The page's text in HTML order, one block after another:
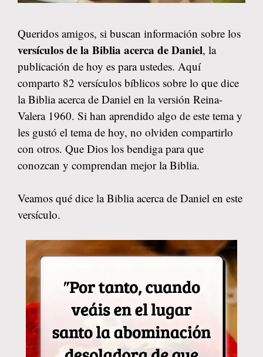
Queridos amigos, si buscan información sobre los
versículos de la Biblia acerca de Daniel, la
publicación de hoy es para ustedes. Aquí
comparto 82 versículos bíblicos sobre lo que dice
la Biblia acerca de Daniel en la versión Reina-
Valera 1960. Si han aprendido algo de este tema y
les gustó el tema de hoy, no olviden compartirlo
con otros. Que Dios los bendiga para que
conozcan y comprendan mejor la Biblia.
Veamos qué dice la Biblia acerca de Daniel en este
versículo.